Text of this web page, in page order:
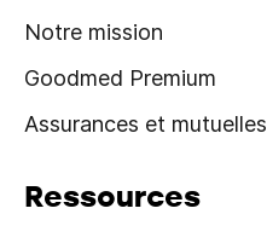
Notre mission
Goodmed Premium
Assurances et mutuelles
Ressources